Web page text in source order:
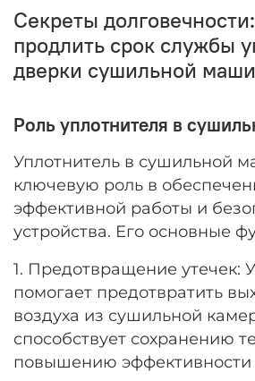
Секреты
продлить срок службы
дверки сушильной
Роль уплотнителя в
Уплотнитель в сушильной
ключевую роль в
эффективной работы и
устройства. Его основные
1. Предотвращение утечек:
помогает предотвратить
воздуха из сушильной
способствует сохранению
повышению эффективности